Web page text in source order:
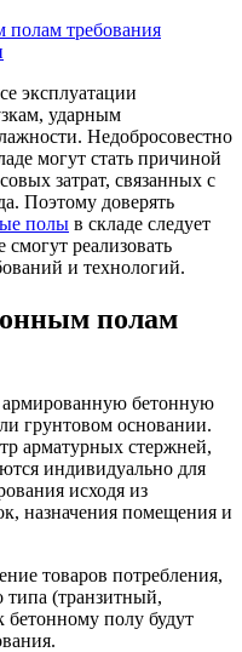
требования
эксплуатации
ударным
Недобросовестно
могут стать причиной
затрат, связанных с
Поэтому доверять
полы в складе следует
реализовать
и технологий.
полам
армированную бетонную
грунтовом основании.
арматурных стержней,
индивидуально для
исходя из
назначения помещения и
товаров потребления,
типа (транзитный,
полу будут